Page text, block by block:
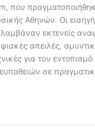
που
Αθηνών. Οι
εκτενείς
απειλές,
για τον εντοπισμό
σε